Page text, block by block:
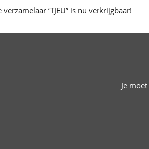
verzamelaar “TJEU” is nu verkrijgbaar!
Je moet